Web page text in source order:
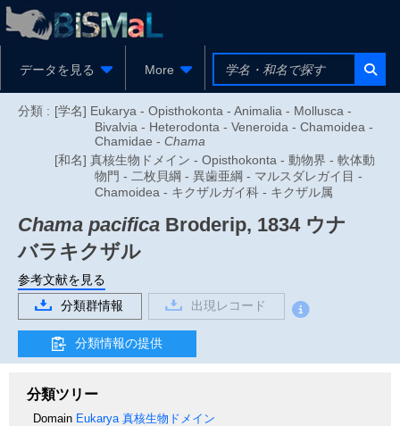
データを見る More
分類 : [学名] Eukarya - Opisthokonta - Animalia - Mollusca -
Bivalvia - Heterodonta - Veneroida - Chamoidea -
Chamidae - Chama
[和名] 真核生物ドメイン - Opisthokonta - 動物界 - 軟体動
物門 - 二枚貝綱 - 異歯亜綱 - マルスダレガイ目 -
Chamoidea - キクザルガイ科 - キクザル属
Chama pacifica Broderip, 1834 ウナ
バラキクザル
参考文献を見る
分類群情報
出現レコード
分類情報の提供
分類ツリー
Domain Eukarya 真核生物ドメイン